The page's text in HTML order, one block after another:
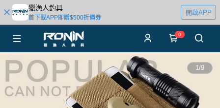
獵漁人釣具
首下載APP即贈$500折價券
開啟APP
0
1/9